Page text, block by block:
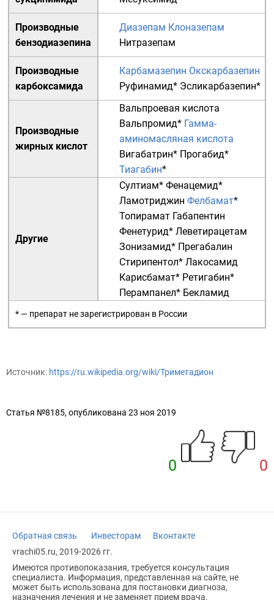
Производные
бензодиазепина
Диазепам Клоназепам
Нитразепам
Производные
карбоксамида
Карбамазепин Окскарбазепин
Руфинамид* Эсликарбазепин*
Производные
жирных кислот
Вальпроевая кислота
Вальпромид* Гамма-
аминомасляная кислота
Вигабатрин* Прогабид*
Тиагабин*
Другие
Султиам* Фенацемид*
Ламотриджин Фелбамат*
Топирамат Габапентин
Фенетурид* Леветирацетам
Зонизамид* Прегабалин
Стирипентол* Лакосамид
Карисбамат* Ретигабин*
Перампанел* Бекламид
* — препарат не зарегистрирован в России
Источник: https://ru.wikipedia.org/wiki/Триметадион
Статья №8185, опубликована 23 ноя 2019
0 0
Обратная связь Инвесторам
Вконтакте
vrachi05.ru, 2019-2026 гг.
Имеются противопоказания, требуется консультация
специалиста. Информация, представленная на сайте, не
может быть использована для постановки диагноза,
назначения лечения и не заменяет прием врача.